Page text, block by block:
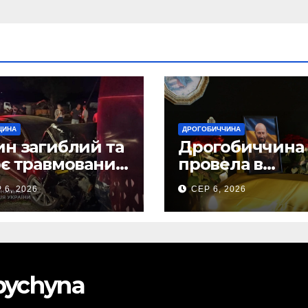
загиблий та
травмованих
ДТП на
6, 2026
ДРОГОБИЧЧИНА
Дрогобиччина
провела в
останню земну
дорогу свого
Захисника –
СЕР 6, 2026